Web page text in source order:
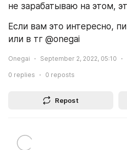
не зарабатываю на этом,
Если вам это интересно,
или в тг @onegai
Onegai September 2, 2022, 05:10
0 replies 0 reposts
Repost